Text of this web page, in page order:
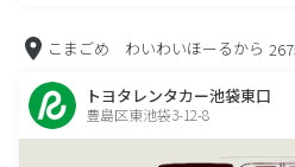
こまごめ わいわいほーるから
トヨタレンタカー池袋東口
豊島区東池袋3-12-8